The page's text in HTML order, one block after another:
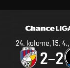
24. kolo ne, 15.
2–2